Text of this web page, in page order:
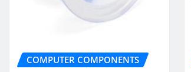
COMPUTER COMPONENTS